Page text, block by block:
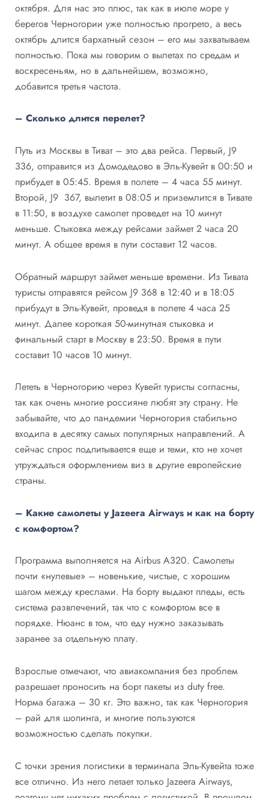
октября. Для нас это плюс, так как в июле море у
берегов Черногории уже полностью прогрето, а весь
октябрь длится бархатный сезон – его мы захватываем
полностью. Пока мы говорим о вылетах по средам и
воскресеньям, но в дальнейшем, возможно,
добавится третья частота.
– Сколько длится перелет?
Путь из Москвы в Тиват – это два рейса. Первый, J9
336, отправится из Домодедово в Эль-Кувейт в 00:50 и
прибудет в 05:45. Время в полете – 4 часа 55 минут.
Второй, J9 367, вылетит в 08:05 и приземлится в Тивате
в 11:50, в воздухе самолет проведет на 10 минут
меньше. Стыковка между рейсами займет 2 часа 20
минут. А общее время в пути составит 12 часов.
Обратный маршрут займет меньше времени. Из Тивата
туристы отправятся рейсом J9 368 в 12:40 и в 18:05
прибудут в Эль-Кувейт, проведя в полете 4 часа 25
минут. Далее короткая 50-минутная стыковка и
финальный старт в Москву в 23:50. Время в пути
составит 10 часов 10 минут.
Лететь в Черногорию через Кувейт туристы согласны,
так как очень многие россияне любят эту страну. Не
забывайте, что до пандемии Черногория стабильно
входила в десятку самых популярных направлений. А
сейчас спрос подпитывается еще и теми, кто не хочет
утруждаться оформлением виз в другие европейские
страны.
– Какие самолеты у Jazeera Airways и как на борту
с комфортом?
Программа выполняется на Airbus А320. Самолеты
почти «нулевые» – новенькие, чистые, с хорошим
шагом между креслами. На борту выдают пледы, есть
система развлечений, так что с комфортом все в
порядке. Нюанс в том, что еду нужно заказывать
заранее за отдельную плату.
Взрослые отмечают, что авиакомпания без проблем
разрешает проносить на борт пакеты из duty free.
Норма багажа – 30 кг. Это важно, так как Черногория
– рай для шопинга, и многие пользуются
возможностью сделать покупки.
С точки зрения логистики в терминала Эль-Кувейта тоже
все отлично. Из него летает только Jazeera Airways,